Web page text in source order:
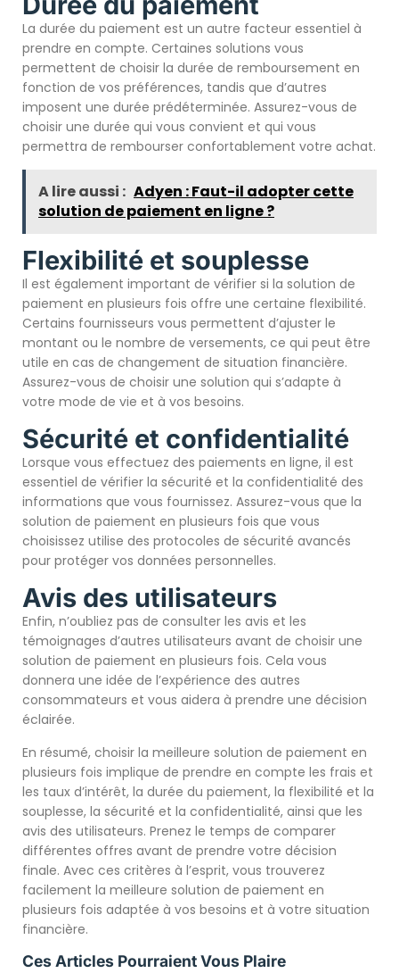
La durée du paiement est un autre facteur essentiel à
prendre en compte. Certaines solutions vous
permettent de choisir la durée de remboursement en
fonction de vos préférences, tandis que d’autres
imposent une durée prédéterminée. Assurez-vous de
choisir une durée qui vous convient et qui vous
permettra de rembourser confortablement votre achat.
A lire aussi : Adyen : Faut-il adopter cette
solution de paiement en ligne ?
Flexibilité et souplesse
Il est également important de vérifier si la solution de
paiement en plusieurs fois offre une certaine flexibilité.
Certains fournisseurs vous permettent d’ajuster le
montant ou le nombre de versements, ce qui peut être
utile en cas de changement de situation financière.
Assurez-vous de choisir une solution qui s’adapte à
votre mode de vie et à vos besoins.
Sécurité et confidentialité
Lorsque vous effectuez des paiements en ligne, il est
essentiel de vérifier la sécurité et la confidentialité des
informations que vous fournissez. Assurez-vous que la
solution de paiement en plusieurs fois que vous
choisissez utilise des protocoles de sécurité avancés
pour protéger vos données personnelles.
Avis des utilisateurs
Enfin, n’oubliez pas de consulter les avis et les
témoignages d’autres utilisateurs avant de choisir une
solution de paiement en plusieurs fois. Cela vous
donnera une idée de l’expérience des autres
consommateurs et vous aidera à prendre une décision
éclairée.
En résumé, choisir la meilleure solution de paiement en
plusieurs fois implique de prendre en compte les frais et
les taux d’intérêt, la durée du paiement, la flexibilité et la
souplesse, la sécurité et la confidentialité, ainsi que les
avis des utilisateurs. Prenez le temps de comparer
différentes offres avant de prendre votre décision
finale. Avec ces critères à l’esprit, vous trouverez
facilement la meilleure solution de paiement en
plusieurs fois adaptée à vos besoins et à votre situation
financière.
Ces Articles Pourraient Vous Plaire